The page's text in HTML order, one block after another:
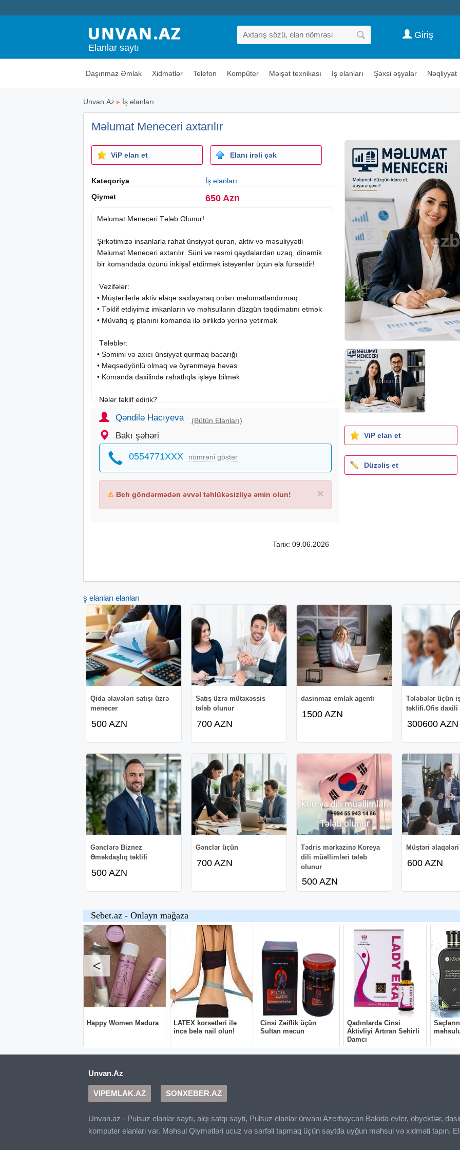
Elanlar saytı
Giriş
Daşınmaz Əmlak Xidmətlər Telefon Kompüter Məişət texnikası İş elanları Şəxsi əşyalar Nəqliyyat
Unvan.Az ▸ İş elanları
Məlumat Meneceri axtarılır
ViP elan et Elanı irəli çək
Kateqoriya
İş elanları
Qiymət
650 Azn
​Məlumat Meneceri Tələb Olunur!
​Şirkətimizə insanlarla rahat ünsiyyət quran, aktiv və məsuliyyətli
Məlumat Meneceri axtarılır. Süni və rəsmi qaydalardan uzaq, dinamik
bir komandada özünü inkişaf etdirmək istəyənlər üçün əla fürsətdir!
​ Vəzifələr:
•​ Müştərilərlə aktiv əlaqə saxlayaraq onları məlumatlandırmaq
•​ Təklif etdiyimiz imkanların və məhsulların düzgün təqdimatını etmək
•​ Müvafiq iş planını komanda ilə birlikdə yerinə yetirmək
​ Tələblər:
•​ Səmimi və axıcı ünsiyyət qurmaq bacarığı
•​ Məqsədyönlü olmaq və öyrənməyə həvəs
•​ Komanda daxilində rahatlıqla işləyə bilmək
​ Nələr təklif edirik?
​ Gəlir sistemi: Görülən işin nəticələrinə əsasən artan gəlir formalaşır.
​ Karyera: Qısa zamanda komanda liderliyinə qədər yüksəlmək imkanı
var.
​ Müraciət üçün: Maraqlananlar birbaşa WhatsApp vasitəsilə əlaqə
saxlaya bilərlər.
Qəndilə Hacıyeva (Bütün Elanları)
Bakı şəhəri
0554771XXX nömrəni göstər
×
⚠ Beh göndərmədən əvvəl təhlükəsizliyə əmin olun!
Tarix: 09.06.2026
ViP elan et
Düzəliş et
İş elanları elanları
Qida əlavələri satışı üzrə
menecer
500 AZN
Satış üzrə mütəxəssis
tələb olunur
700 AZN
dasinmaz emlak agenti
1500 AZN
Tələbələr üçün
təklifi.Ofis daxili
300600 AZN
Gənclərə Biznez
Əməkdaşlıq təklifi
500 AZN
Gənclər üçün
700 AZN
Tədris mərkəzinə Koreya
dili müəllimləri tələb
olunur
500 AZN
Müştəri
600 AZN
Unvan.Az
VIPEMLAK.AZ SONXEBER.AZ
Unvan.az - Pulsuz elanlar saytı, alqı satqı sayti, Pulsuz elanlar ünvanı Azerbaycan Bakida evler, obyektlər,
komputer elanlari var. Məhsul Qiymətləri ucuz və sərfəli tapmaq üçün saytda uyğun məhsul və xidməti tapın.